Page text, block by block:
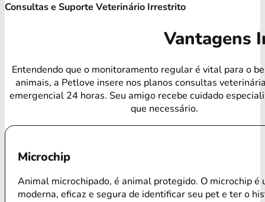
Consultas e Suporte Veterinário Irrestrito
Vantagens
Entendendo que o monitoramento regular é vital para o
animais, a Petlove insere nos planos consultas
emergencial 24 horas. Seu amigo recebe cuidado
que necessário.
Microchip
Animal microchipado, é animal protegido. O microchip é
moderna, eficaz e segura de identificar seu pet e ter o